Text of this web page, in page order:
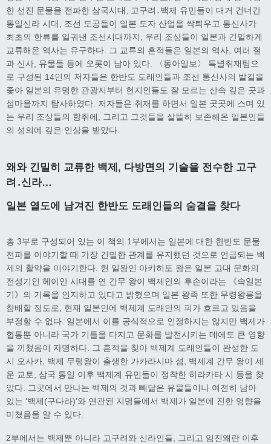
한 선진 문물을 전파한 삼국시대, 고구려․백제 유민들이 대거 건너간
통일신라 시대, 조선 도공들이 일본 도자 산업을 싹틔우고 통신사가
최초의 한류를 일궈낸 조선시대까지, 우리 조상들이 일본과 긴밀하게
교류해온 역사는 유구하다. 그 교류의 흔적들은 일본의 역사, 여러 절
과 신사, 유물들 등에 오롯이 남아 있다. 〈동아일보〉 특별취재팀으
로 구성된 14인의 저자들은 한반도 도래인들과 조선 통신사의 발길을
좇아 일본의 유명한 관광지부터 현지인들도 잘 모르는 산속 깊은 곳과
섬마을까지 탐사하였다. 저자들은 취재를 하면서 일본 곳곳에 스며 있
는 우리 조상들의 향취에, 그리고 그것들을 살뜰히 보존해온 일본인들
의 성의에 깊은 인상을 받았다.
왜와 긴밀히 교류한 백제, 다방면의 기술을 전수한 고구
려․신라…
일본 열도에 남겨진 한반도 도래인들의 숨결을 찾다
총 3부로 구성되어 있는 이 책의 1부에서는 일본에 대한 한반도 문물
전파를 이야기할 때 가장 긴밀한 관계를 유지했던 것으로 언급되는 백
제의 활약을 이야기한다. 현 일왕인 아키히토 왕은 일본 고대 문화의
전성기인 헤이안 시대를 연 간무 왕이 백제인의 후손이라는 《속일본
기》의 기록을 인지하고 있다고 밝혔으며 일본 왕족 또한 무령왕릉을
참배할 정도로, 현재 일본인에 백제계 도래인의 피가 흐르고 있음을
부정할 수 없다. 일본에서 이를 공식적으로 인정하지는 않지만 백제가
혈통뿐 아니라 국가 기틀을 다지고 문화를 발전시키는 데에도 큰 영향
을 끼쳤음이 자명하다. 그 흔적을 찾아 백제계 도래인들이 완성한 도
시 오사카, 백제 무령왕이 출생한 가카라시마 섬, 백제계 간무 왕이 세
운 교토, 삼국 통일 이후 백제계 유민들이 정착한 히라카타 시 등을 찾
았다. 그곳에서 만나는 백제의 것과 빼닮은 유물들이나 여전히 남아
있는 ‘백제(구다라)’와 연관된 지명들에서 백제가 일본에 진한 영향을
미쳤음을 알 수 있다.
2부에서는 백제뿐 아니라 고구려와 신라인들, 그리고 임진왜란 이후